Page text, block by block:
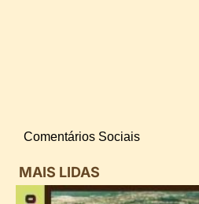
Comentários Sociais
MAIS LIDAS